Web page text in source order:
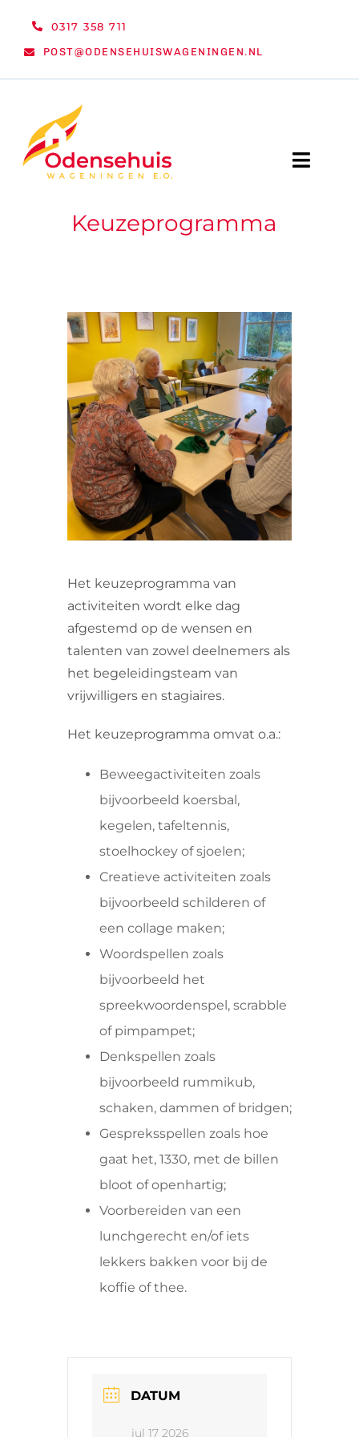
0317 358 711
POST@ODENSEHUISWAGENINGEN.NL
Toggle
WELKOM
VRIJWILLIGERS & STAGIAIRES
CONTACT
Keuzeprogramma
Het keuzeprogramma van
activiteiten wordt elke dag
afgestemd op de wensen en
talenten van zowel deelnemers als
het begeleidingsteam van
vrijwilligers en stagiaires.
Het keuzeprogramma omvat o.a.:
Beweegactiviteiten zoals
bijvoorbeeld koersbal,
kegelen, tafeltennis,
stoelhockey of sjoelen;
Creatieve activiteiten zoals
bijvoorbeeld schilderen of
een collage maken;
Woordspellen zoals
bijvoorbeeld het
spreekwoordenspel, scrabble
of pimpampet;
Denkspellen zoals
bijvoorbeeld rummikub,
schaken, dammen of bridgen;
Gespreksspellen zoals hoe
gaat het, 1330, met de billen
bloot of openhartig;
Voorbereiden van een
lunchgerecht en/of iets
lekkers bakken voor bij de
koffie of thee.
DATUM
jul 17 2026